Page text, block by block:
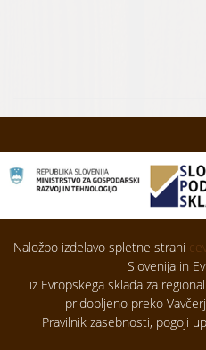
Naložbo izdelavo spletne strani
Slovenija in
iz Evropskega sklada za
pridobljeno preko
Pravilnik zasebnosti, pogoji